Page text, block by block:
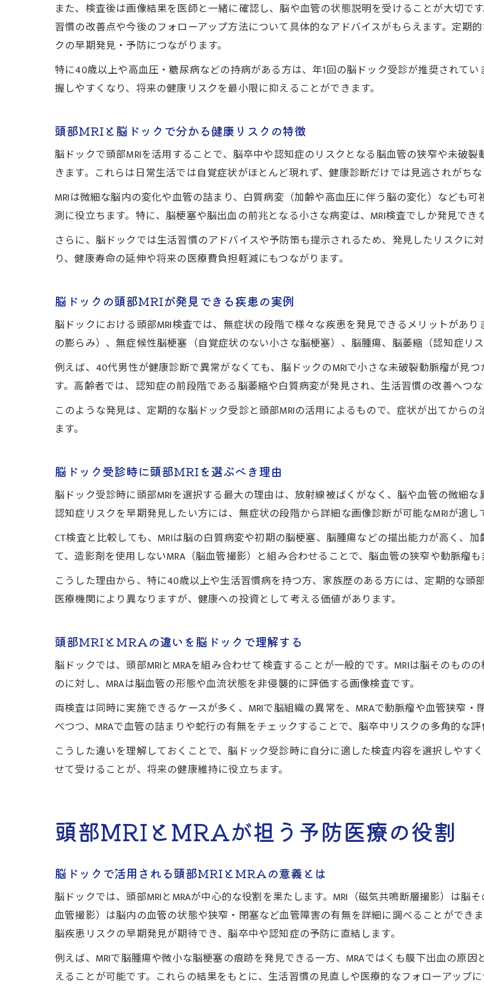
脳ドックで早期発見できる無症状の疾
頭部MRIが無症状の脳卒中リスクを見逃
頭部MRIで発見される無症候性脳梗塞の
脳ドックの頭部MRIで脳卒中リスクを客
頭部MRIが脳卒中予防に果たす役割とメ
脳ドックで脳卒中の兆候を見逃さない
頭部MRIとMRAの組み合わせがリスク評
脳ドックで脳卒中を未然に防ぐための
脳ドック受診時のMRA検査の特徴と注意点
脳ドックのMRA検査で得られる情報の詳細
脳ドックのMRA検査費用や検査内容の
脳ドックでMRA検査を受けるときの留意
これから始める脳ドックで健康を守る方法
脳ドックと頭部MRIで始める健康管理の
脳ドック受診のタイミングと頭部MRI活
また、検査後は画像結果を医師と一緒に確認し、脳や血管の状態説明を受けることが大切で
習慣の改善点や今後のフォローアップ方法について具体的なアドバイスがもらえます。定期
クの早期発見・予防につながります。
特に40歳以上や高血圧・糖尿病などの持病がある方は、年1回の脳ドック受診が推奨されて
握しやすくなり、将来の健康リスクを最小限に抑えることができます。
頭部MRIと脳ドックで分かる健康リスクの特徴
脳ドックで頭部MRIを活用することで、脳卒中や認知症のリスクとなる脳血管の狭窄や未破
きます。これらは日常生活では自覚症状がほとんど現れず、健康診断だけでは見逃されがちな
MRIは微細な脳内の変化や血管の詰まり、白質病変（加齢や高血圧に伴う脳の変化）なども
測に役立ちます。特に、脳梗塞や脳出血の前兆となる小さな病変は、MRI検査でしか発見でき
さらに、脳ドックでは生活習慣のアドバイスや予防策も提示されるため、発見したリスクに
り、健康寿命の延伸や将来の医療費負担軽減にもつながります。
脳ドックの頭部MRIが発見できる疾患の実例
脳ドックにおける頭部MRI検査では、無症状の段階で様々な疾患を発見できるメリットがあ
の膨らみ）、無症候性脳梗塞（自覚症状のない小さな脳梗塞）、脳腫瘍、脳萎縮（認知症リ
例えば、40代男性が健康診断で異常がなくても、脳ドックのMRIで小さな未破裂動脈瘤が見
す。高齢者では、認知症の前段階である脳萎縮や白質病変が発見され、生活習慣の改善へつな
このような発見は、定期的な脳ドック受診と頭部MRIの活用によるもので、症状が出てから
ます。
脳ドック受診時に頭部MRIを選ぶべき理由
脳ドック受診時に頭部MRIを選択する最大の理由は、放射線被ばくがなく、脳や血管の微細
認知症リスクを早期発見したい方には、無症状の段階から詳細な画像診断が可能なMRIが適し
CT検査と比較しても、MRIは脳の白質病変や初期の脳梗塞、脳腫瘍などの描出能力が高く、
て、造影剤を使用しないMRA（脳血管撮影）と組み合わせることで、脳血管の狭窄や動脈瘤も
こうした理由から、特に40歳以上や生活習慣病を持つ方、家族歴のある方には、定期的な頭
医療機関により異なりますが、健康への投資として考える価値があります。
頭部MRIとMRAの違いを脳ドックで理解する
脳ドックでは、頭部MRIとMRAを組み合わせて検査することが一般的です。MRIは脳そのも
のに対し、MRAは脳血管の形態や血流状態を非侵襲的に評価する画像検査です。
両検査は同時に実施できるケースが多く、MRIで脳組織の異常を、MRAで動脈瘤や血管狭窄
べつつ、MRAで血管の詰まりや蛇行の有無をチェックすることで、脳卒中リスクの多角的な評
こうした違いを理解しておくことで、脳ドック受診時に自分に適した検査内容を選択しやす
せて受けることが、将来の健康維持に役立ちます。
頭部MRIとMRAが担う予防医療の役割
脳ドックで活用される頭部MRIとMRAの意義とは
脳ドックでは、頭部MRIとMRAが中心的な役割を果たします。MRI（磁気共鳴断層撮影）は脳
血管撮影）は脳内の血管の状態や狭窄・閉塞など血管障害の有無を詳細に調べることができ
脳疾患リスクの早期発見が期待でき、脳卒中や認知症の予防に直結します。
例えば、MRIで脳腫瘍や微小な脳梗塞の痕跡を発見できる一方、MRAではくも膜下出血の原
えることが可能です。これらの結果をもとに、生活習慣の見直しや医療的なフォローアップ
ご予約はこちら
ご予約はこちら